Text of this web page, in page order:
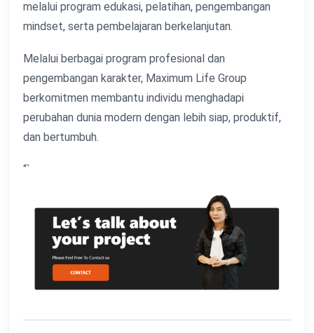
melalui program edukasi, pelatihan, pengembangan
mindset, serta pembelajaran berkelanjutan.
Melalui berbagai program profesional dan
pengembangan karakter, Maximum Life Group
berkomitmen membantu individu menghadapi
perubahan dunia modern dengan lebih siap, produktif,
dan bertumbuh.
“`